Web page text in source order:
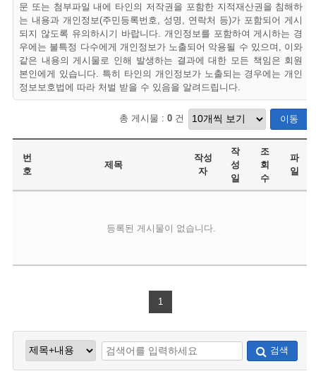
문 또는 첨부파일 내에 타인의 저작권을 포함한 지적재산권을 침해하
는 내용과 개인정보(주민등록번호, 성명, 연락처 등)가 포함되어 게시
되지 않도록 유의하시기 바랍니다. 개인정보를 포함하여 게시하는 경
우에는 불특정 다수에게 개인정보가 노출되어 악용될 수 있으며, 이와
같은 내용의 게시물로 인해 발생하는 결과에 대한 모든 책임은 회원
본인에게 있습니다. 특히 타인의 개인정보가 노출되는 경우에는 개인
정보보호법에 따라 처벌 받을 수 있음을 알려드립니다.
총 게시물 : 0 건 이동
번
호
제목
작성
자
작
성
일
조
회
수
파
일
등록된 게시물이 없습니다.
1
검색